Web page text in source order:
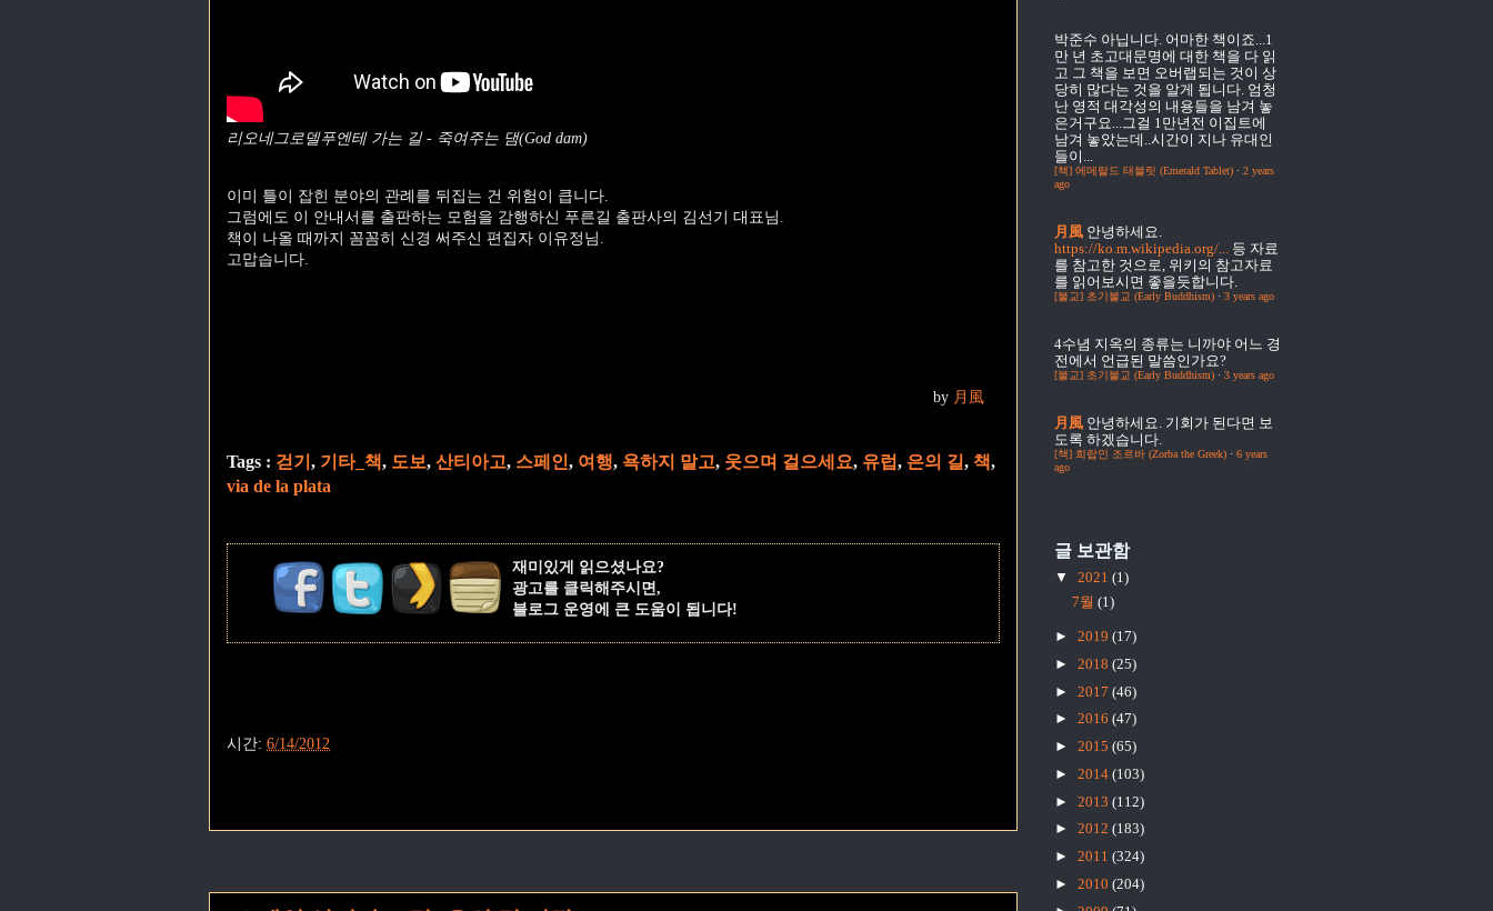
리오네그로델푸엔테 가는 길 - 죽여주는 댐(God dam)
이미 틀이 잡힌 분야의 관례를 뒤집는 건 위험이 큽니다.
그럼에도 이 안내서를 출판하는 모험을 감행하신 푸른길 출판사의 김선기 대표님.
책이 나올 때까지 꼼꼼히 신경 써주신 편집자 이유정님.
고맙습니다.
by 月風
Tags : 걷기, 기타_책, 도보, 산티아고, 스페인, 여행, 욕하지 말고, 웃으며 걸으세요, 유럽, 은의 길, 책,
via de la plata
재미있게 읽으셨나요?
광고를 클릭해주시면,
블로그 운영에 큰 도움이 됩니다!
시간: 6/14/2012
박준수 아닙니다. 어마한 책이죠...1
만 년 초고대문명에 대한 책을 다 읽
고 그 책을 보면 오버랩되는 것이 상
당히 많다는 것을 알게 됩니다. 엄청
난 영적 대각성의 내용들을 남겨 놓
은거구요...그걸 1만년전 이집트에
남겨 놓았는데..시간이 지나 유대인
들이...
[책] 에메랄드 태블릿 (Emerald Tablet) · 2 years
ago
月風 안녕하세요.
https://ko.m.wikipedia.org/... 등 자료
를 참고한 것으로, 위키의 참고자료
를 읽어보시면 좋을듯합니다.
[불교] 초기불교 (Early Buddhism) · 3 years ago
4수념 지옥의 종류는 니까야 어느 경
전에서 언급된 말씀인가요?
[불교] 초기불교 (Early Buddhism) · 3 years ago
月風 안녕하세요. 기회가 된다면 보
도록 하겠습니다.
[책] 희랍인 조르바 (Zorba the Greek) · 6 years
ago
글 보관함
▼ 2021 (1)
7월 (1)
► 2019 (17)
► 2018 (25)
► 2017 (46)
► 2016 (47)
► 2015 (65)
► 2014 (103)
► 2013 (112)
► 2012 (183)
► 2011 (324)
► 2010 (204)